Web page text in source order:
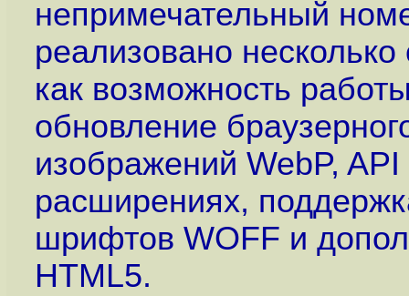
непримечательный
реализовано
как возможность
обновление
изображений WebP,
расширениях,
шрифтов WOFF и
HTML5.